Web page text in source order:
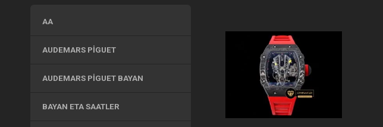
AA
AUDEMARS PIGUET
AUDEMARS PIGUET BAYAN
BAYAN ETA SAATLER